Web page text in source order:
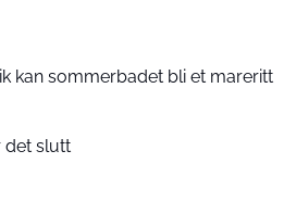
kan sommerbadet bli et mareritt
det slutt